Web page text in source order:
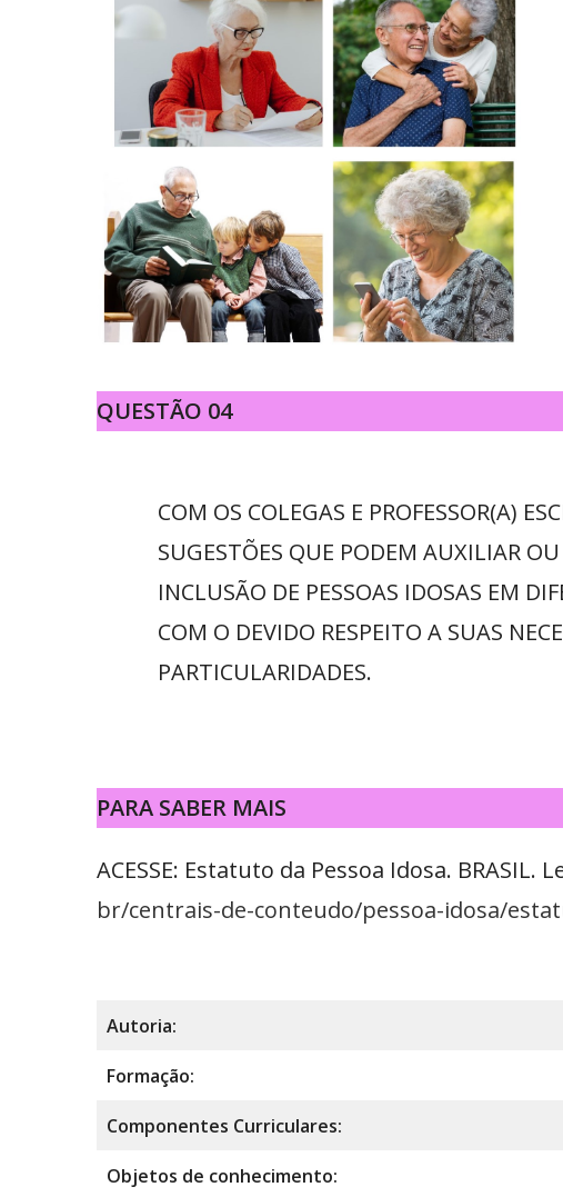
QUESTÃO 04
COM OS COLEGAS E PROFESSOR(A)
SUGESTÕES QUE PODEM AUXILIAR
INCLUSÃO DE PESSOAS IDOSAS EM
COM O DEVIDO RESPEITO A SUAS
PARTICULARIDADES.
PARA SABER MAIS
ACESSE: Estatuto da Pessoa Idosa. BRASIL.
br/centrais-de-conteudo/pessoa-idosa/
Autoria:
Formação:
Componentes Curriculares:
Objetos de conhecimento: